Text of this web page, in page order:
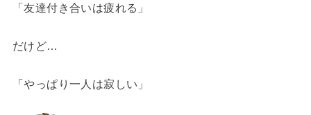
「友達付き合いは疲れる」
だけど…
「やっぱり一人は寂しい」